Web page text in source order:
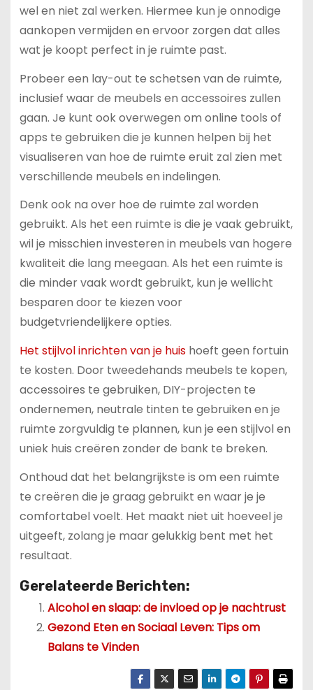
wel en niet zal werken. Hiermee kun je onnodige
aankopen vermijden en ervoor zorgen dat alles
wat je koopt perfect in je ruimte past.
Probeer een lay-out te schetsen van de ruimte,
inclusief waar de meubels en accessoires zullen
gaan. Je kunt ook overwegen om online tools of
apps te gebruiken die je kunnen helpen bij het
visualiseren van hoe de ruimte eruit zal zien met
verschillende meubels en indelingen.
Denk ook na over hoe de ruimte zal worden
gebruikt. Als het een ruimte is die je vaak gebruikt,
wil je misschien investeren in meubels van hogere
kwaliteit die lang meegaan. Als het een ruimte is
die minder vaak wordt gebruikt, kun je wellicht
besparen door te kiezen voor
budgetvriendelijkere opties.
Het stijlvol inrichten van je huishoeft geen fortuin
te kosten. Door tweedehands meubels te kopen,
accessoires te gebruiken, DIY-projecten te
ondernemen, neutrale tinten te gebruiken en je
ruimte zorgvuldig te plannen, kun je een stijlvol en
uniek huis creëren zonder de bank te breken.
Onthoud dat het belangrijkste is om een ruimte
te creëren die je graag gebruikt en waar je je
comfortabel voelt. Het maakt niet uit hoeveel je
uitgeeft, zolang je maar gelukkig bent met het
resultaat.
Gerelateerde Berichten:
Alcohol en slaap: de invloed op je nachtrust
Gezond Eten en Sociaal Leven: Tips om
Balans te Vinden